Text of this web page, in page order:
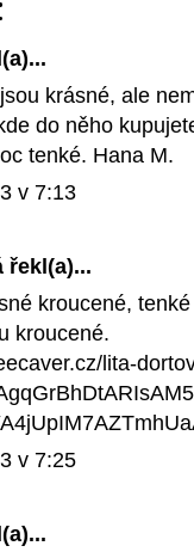
krásné, ale
do něho
tenké. Hana M.
v 7:13
řekl(a)...
kroucené,
kroucené.
lita-
v 7:25